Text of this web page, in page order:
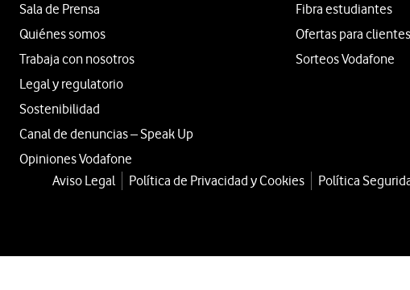
Sala de Prensa
Quiénes somos
Trabaja con nosotros
Legal y regulatorio
Sostenibilidad
Canal de denuncias – Speak Up
Opiniones Vodafone
Fibra estudiantes
Ofertas para clientes
Sorteos Vodafone
Aviso Legal Política de Privacidad y Cookies Política